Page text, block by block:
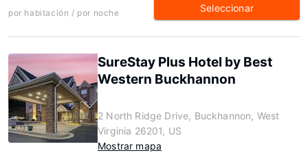
por habitación / por noche Seleccionar
SureStay Plus Hotel by Best
Western Buckhannon
2 North Ridge Drive, Buckhannon, West
Virginia 26201, US
Mostrar mapa